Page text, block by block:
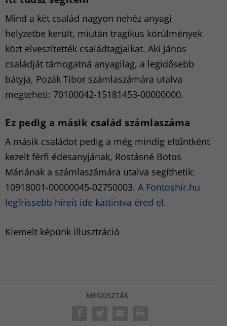
Mind a két család nagyon nehéz anyagi
helyzetbe került, miután tragikus körülmények
közt elveszítették családtagjaikat. Aki János
családját támogatná anyagilag, a legidősebb
bátyja, Pozák Tibor számlaszámára utalva
megteheti: 70100042-15181453-00000000.
Ez pedig a másik család számlaszáma
A másik családot pedig a még mindig eltűntként
kezelt férfi édesanyjának, Rostásné Botos
Máriának a számlaszámára utalva segíthetik:
10918001-00000045-02750003. A Fontoshír.hu
legfrissebb híreit ide kattintva éred el.
Kiemelt képünk illusztráció
MEGOSZTÁS